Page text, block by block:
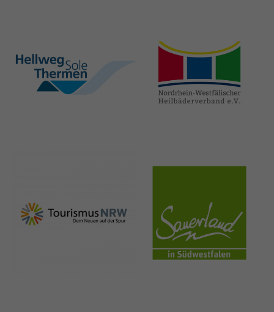
hellweg-sole-
thermen.de
heilbaeder.de
nrw-
tourismus.de
sauerland.co
m